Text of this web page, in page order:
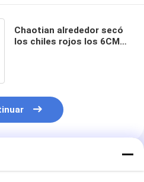
Chaotian alrededor secó
los chiles rojos los 6CM